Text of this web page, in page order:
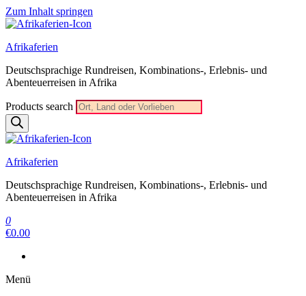
Zum Inhalt springen
Afrikaferien
Deutschsprachige Rundreisen, Kombinations-, Erlebnis- und
Abenteuerreisen in Afrika
Products search
Afrikaferien
Deutschsprachige Rundreisen, Kombinations-, Erlebnis- und
Abenteuerreisen in Afrika
0
€0.00
Menü